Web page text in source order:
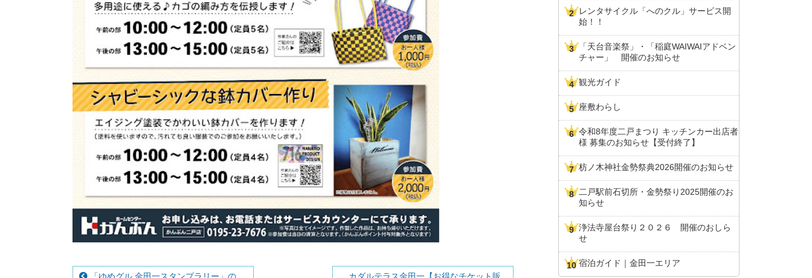
「ゆめグル 金田一スタンプラリー」の
カダルテラス金田一【お得なチケット販
レンタサイクル「へのクル」サービス開
始！！
「天台音楽祭」・「稲庭WAIWAIアドベン
チャー」 開催のお知らせ
観光ガイド
座敷わらし
令和8年度二戸まつり キッチンカー出店者
様 募集のお知らせ【受付終了】
枋ノ木神社金勢祭典2026開催のお知らせ
二戸駅前石切所・金勢祭り2025開催のお
知らせ
浄法寺屋台祭り２０２６ 開催のおしら
せ
宿泊ガイド｜金田一エリア